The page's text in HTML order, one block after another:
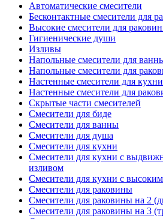
Автоматические смесители
Бесконтактные смесители для
Высокие смесители для
Гигиенические души
Изливы
Напольные смесители для
Напольные смесители для
Настенные смесители для кухни
Настенные смесители для
Скрытые части смесителей
Смесители для биде
Смесители для ванны
Смесители для душа
Смесители для кухни
Смесители для кухни с
изливом
Смесители для кухни с
Смесители для раковины
Смесители для раковины на 2
Смесители для раковины на 3